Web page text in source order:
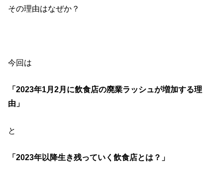
その理由はなぜか？
今回は
「2023年1月2月に飲食店の廃業ラッシュが増加する理
由」
と
「2023年以降生き残っていく飲食店とは？」